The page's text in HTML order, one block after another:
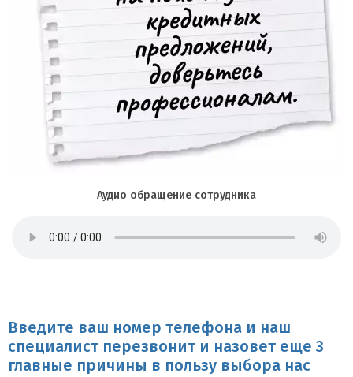
Аудио обращение сотрудника
Введите ваш номер телефона и наш
специалист перезвонит и назовет еще 3
главные причины в пользу выбора нас